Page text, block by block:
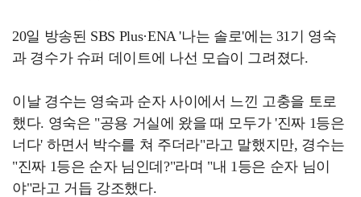
20일 방송된 SBS Plus·ENA '나는 솔로'에는 31기 영숙
과 경수가 슈퍼 데이트에 나선 모습이 그려졌다.
이날 경수는 영숙과 순자 사이에서 느낀 고충을 토로
했다. 영숙은 "공용 거실에 왔을 때 모두가 '진짜 1등은
너다' 하면서 박수를 쳐 주더라"라고 말했지만, 경수는
"진짜 1등은 순자 님인데?"라며 "내 1등은 순자 님이
야"라고 거듭 강조했다.